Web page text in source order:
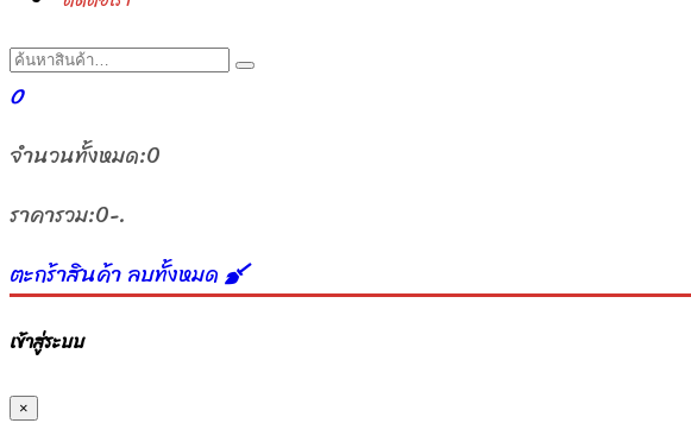
0
จำนวนทั้งหมด:0
ราคารวม:0-.
ตะกร้าสินค้าลบทั้งหมด
เข้าสู่ระบบ
×